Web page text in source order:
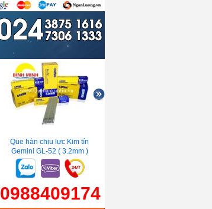
Que hàn chịu lực Kim tín
Gemini GL-52 ( 3.2mm )
0988409174